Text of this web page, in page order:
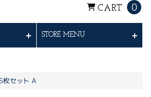
CART 0
STORE MENU
枚セット A